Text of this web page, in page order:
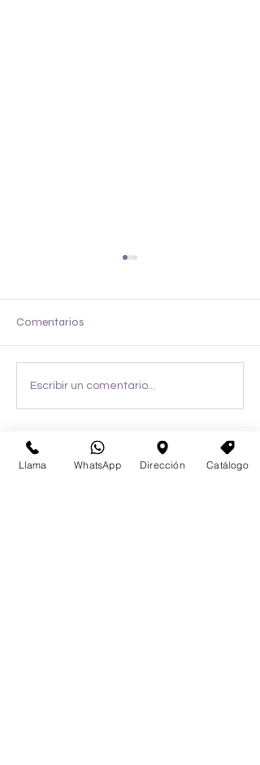
Hachito
Comentarios
Escribir un comentario...
Llama WhatsApp Dirección Catálogo